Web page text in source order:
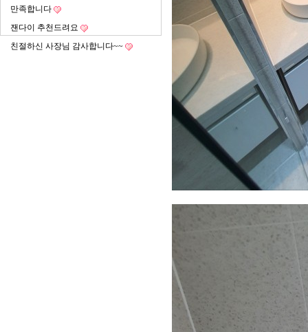
만족합니다
잰다이 추천드려요
친절하신 사장님 감사합니다~~